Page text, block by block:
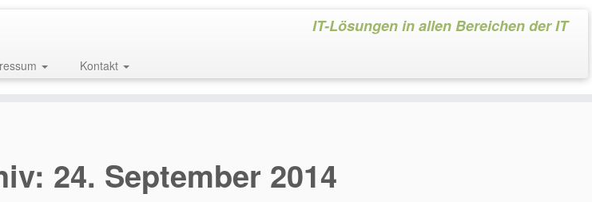
IT-Lösungen in allen Bereichen der IT
Kontakt
24. September 2014